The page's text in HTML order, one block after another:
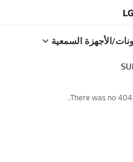
الأجهزة السمعية
There was no